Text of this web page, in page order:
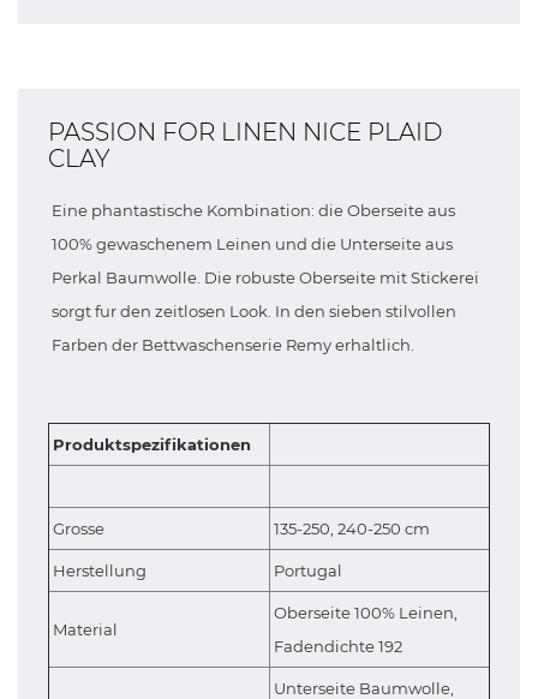
PASSION FOR LINEN NICE PLAID
CLAY
Eine phantastische Kombination: die Oberseite aus
100% gewaschenem Leinen und die Unterseite aus
Perkal Baumwolle. Die robuste Oberseite mit Stickerei
sorgt fur den zeitlosen Look. In den sieben stilvollen
Farben der Bettwaschenserie Remy erhaltlich.
Produktspezifikationen
Grosse 135-250, 240-250 cm
Herstellung Portugal
Material
Oberseite 100% Leinen,
Fadendichte 192
Unterseite Baumwolle,